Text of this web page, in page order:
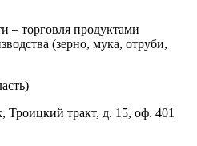
– торговля продуктами
(зерно, мука, отруби,
Троицкий тракт, д. 15, оф. 401